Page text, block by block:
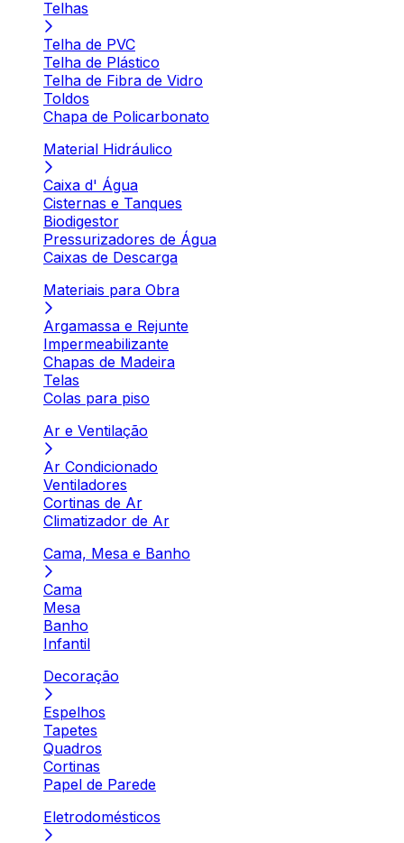
Telhas
Telha de PVC
Telha de Plástico
Telha de Fibra de Vidro
Toldos
Chapa de Policarbonato
Material Hidráulico
Caixa d' Água
Cisternas e Tanques
Biodigestor
Pressurizadores de Água
Caixas de Descarga
Materiais para Obra
Argamassa e Rejunte
Impermeabilizante
Chapas de Madeira
Telas
Colas para piso
Ar e Ventilação
Ar Condicionado
Ventiladores
Cortinas de Ar
Climatizador de Ar
Cama, Mesa e Banho
Cama
Mesa
Banho
Infantil
Decoração
Espelhos
Tapetes
Quadros
Cortinas
Papel de Parede
Eletrodomésticos